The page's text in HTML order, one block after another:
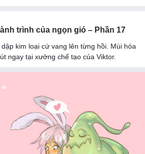
trình của ngọn gió – Phần 17
kim loại cứ vang lên từng hồi. Mùi hóa
ngay tại xưởng chế tạo của Viktor.